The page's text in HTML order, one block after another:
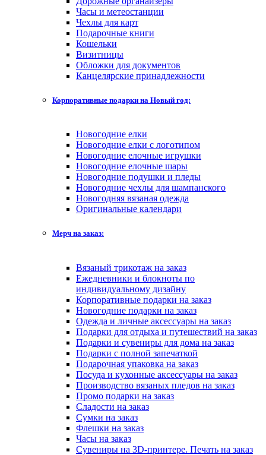
Часы и метеостанции
Чехлы для карт
Подарочные книги
Кошельки
Визитницы
Обложки для документов
Канцелярские принадлежности
Корпоративные подарки на Новый год:
Новогодние елки
Новогодние елки с логотипом
Новогодние елочные игрушки
Новогодние елочные шары
Новогодние подушки и пледы
Новогодние чехлы для шампанского
Новогодняя вязаная одежда
Оригинальные календари
Мерч на заказ:
Вязаный трикотаж на заказ
Ежедневники и блокноты по
индивидуальному дизайну
Корпоративные подарки на заказ
Новогодние подарки на заказ
Одежда и личные аксессуары на заказ
Подарки для отдыха и путешествий на заказ
Подарки и сувениры для дома на заказ
Подарки с полной запечаткой
Подарочная упаковка на заказ
Посуда и кухонные аксессуары на заказ
Производство вязаных пледов на заказ
Промо подарки на заказ
Сладости на заказ
Сумки на заказ
Флешки на заказ
Часы на заказ
Сувениры на 3D-принтере. Печать на заказ